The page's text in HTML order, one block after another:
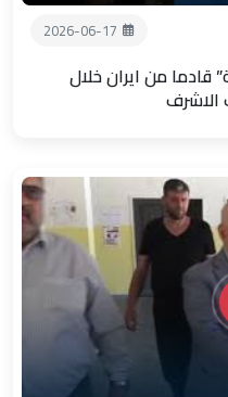
2026-06-17
قادما من ايران خلال
الاشرف